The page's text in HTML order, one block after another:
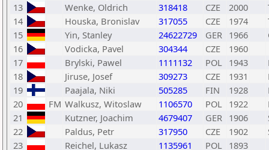
13
Wenke, Oldrich 318418 CZE 2000
14
Houska, Bronislav 317055 CZE 1974
15
Yin, Stanley 24622729 GER 1966
16
Vodicka, Pavel 304344 CZE
1960
17
Brylski, Pawel 1111132 POL 1943
18
Jiruse, Josef 309273 CZE 1931
19
Paajala, Niki 505285 FIN 1928
20
FM Walkusz, Witoslaw 1106570 POL 1922
21
Kutzner, Joachim 4679407 GER 1906
22
Paldus, Petr 317950 CZE 1902
23
Reichel, Lukasz 1135961 POL 1893